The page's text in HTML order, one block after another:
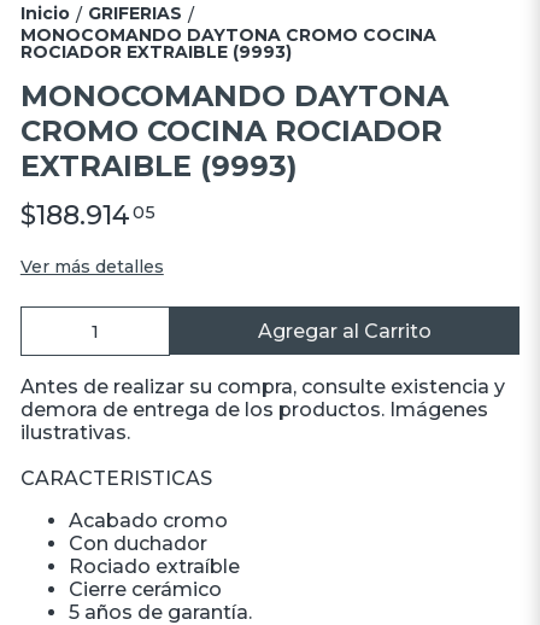
Inicio / GRIFERIAS /
MONOCOMANDO DAYTONA CROMO COCINA
ROCIADOR EXTRAIBLE (9993)
MONOCOMANDO DAYTONA
CROMO COCINA ROCIADOR
EXTRAIBLE (9993)
$188.91405
Ver más detalles
Agregar al Carrito
Antes de realizar su compra, consulte existencia y
demora de entrega de los productos. Imágenes
ilustrativas.
CARACTERISTICAS
Acabado cromo
Con duchador
Rociado extraíble
Cierre cerámico
5 años de garantía.